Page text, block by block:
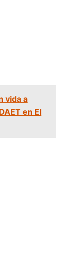
vida a
en El